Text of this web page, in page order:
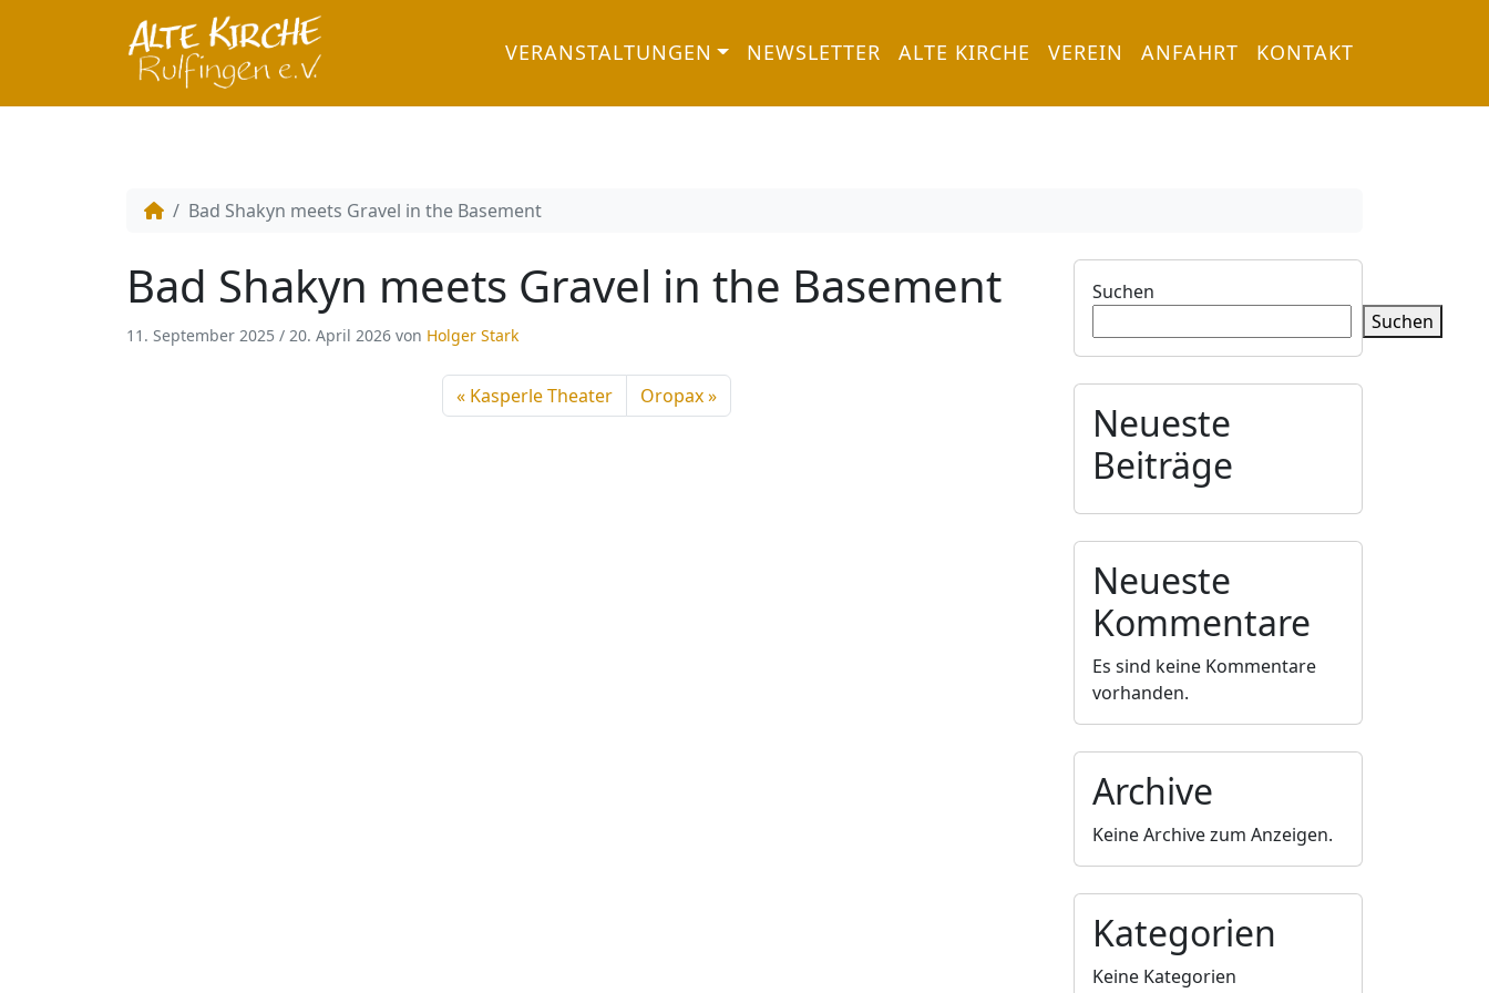
VERANSTALTUNGEN NEWSLETTER ALTE KIRCHE VEREIN ANFAHRT KONTAKT
Bad Shakyn meets Gravel in the Basement
Bad Shakyn meets Gravel in the Basement
11. September 2025 / 20. April 2026 von Holger Stark
Kasperle Theater Oropax
Suchen
Suchen
Neueste
Beiträge
Neueste
Kommentare
Es sind keine Kommentare
vorhanden.
Archive
Keine Archive zum Anzeigen.
Kategorien
Keine Kategorien